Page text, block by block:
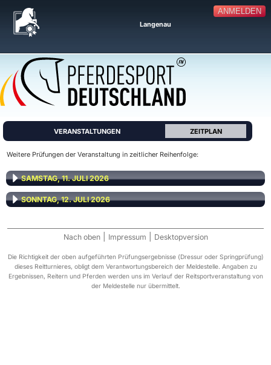
ANMELDEN
Langenau
VERANSTALTUNGEN ZEITPLAN
Weitere Prüfungen der Veranstaltung in zeitlicher Reihenfolge:
SAMSTAG, 11. JULI 2026
SONNTAG, 12. JULI 2026
Nach oben Impressum Desktopversion
Die Richtigkeit der oben aufgeführten Prüfungsergebnisse (Dressur oder Springprüfung)
dieses Reitturnieres, obligt dem Verantwortungsbereich der Meldestelle. Angaben zu
Ergebnissen, Reitern und Pferden werden uns im Verlauf der Reitsportveranstaltung von
der Meldestelle nur übermittelt.